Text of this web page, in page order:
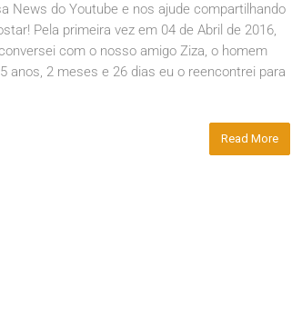
News do Youtube e nos ajude compartilhando
Pela primeira vez em 04 de Abril de 2016,
com o nosso amigo Ziza, o homem
anos, 2 meses e 26 dias eu o reencontrei para
Read More